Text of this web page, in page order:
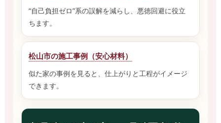
“自己負担ゼロ”系の誤解を減らし、悪徳回避に役立
ちます。
松山市の施工事例（安心材料）
似た家の事例を見ると、仕上がりと工程がイメージ
できます。